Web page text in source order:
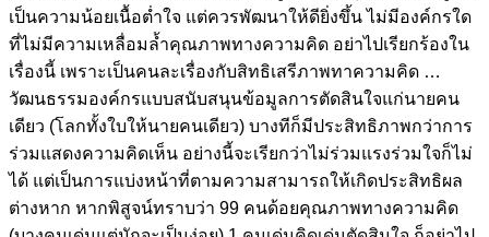
เป็นความน้อยเนื้อต่ำใจ แต่ควรพัฒนาให้ดียิ่งขึ้น ไม่มีองค์กรใด
ที่ไม่มีความเหลื่อมล้ำคุณภาพทางความคิด อย่าไปเรียกร้องใน
เรื่องนี้ เพราะเป็นคนละเรื่องกับสิทธิเสรีภาพทาความคิด …
วัฒนธรรมองค์กรแบบสนับสนุนข้อมูลการตัดสินใจแก่นายคน
เดียว (โลกทั้งใบให้นายคนเดียว) บางทีก็มีประสิทธิภาพกว่าการ
ร่วมแสดงความคิดเห็น อย่างนี้จะเรียกว่าไม่ร่วมแรงร่วมใจก็ไม่
ได้ แต่เป็นการแบ่งหน้าที่ตามความสามารถให้เกิดประสิทธิผล
ต่างหาก หากพิสูจน์ทราบว่า 99 คนด้อยคุณภาพทางความคิด